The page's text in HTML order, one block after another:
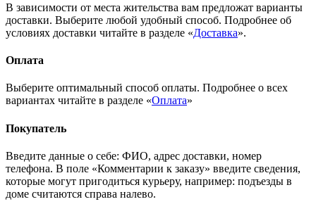
В зависимости от места жительства вам предложат варианты
доставки. Выберите любой удобный способ. Подробнее об
условиях доставки читайте в разделе «Доставка».
Оплата
Выберите оптимальный способ оплаты. Подробнее о всех
вариантах читайте в разделе «Оплата»
Покупатель
Введите данные о себе: ФИО, адрес доставки, номер
телефона. В поле «Комментарии к заказу» введите сведения,
которые могут пригодиться курьеру, например: подъезды в
доме считаются справа налево.